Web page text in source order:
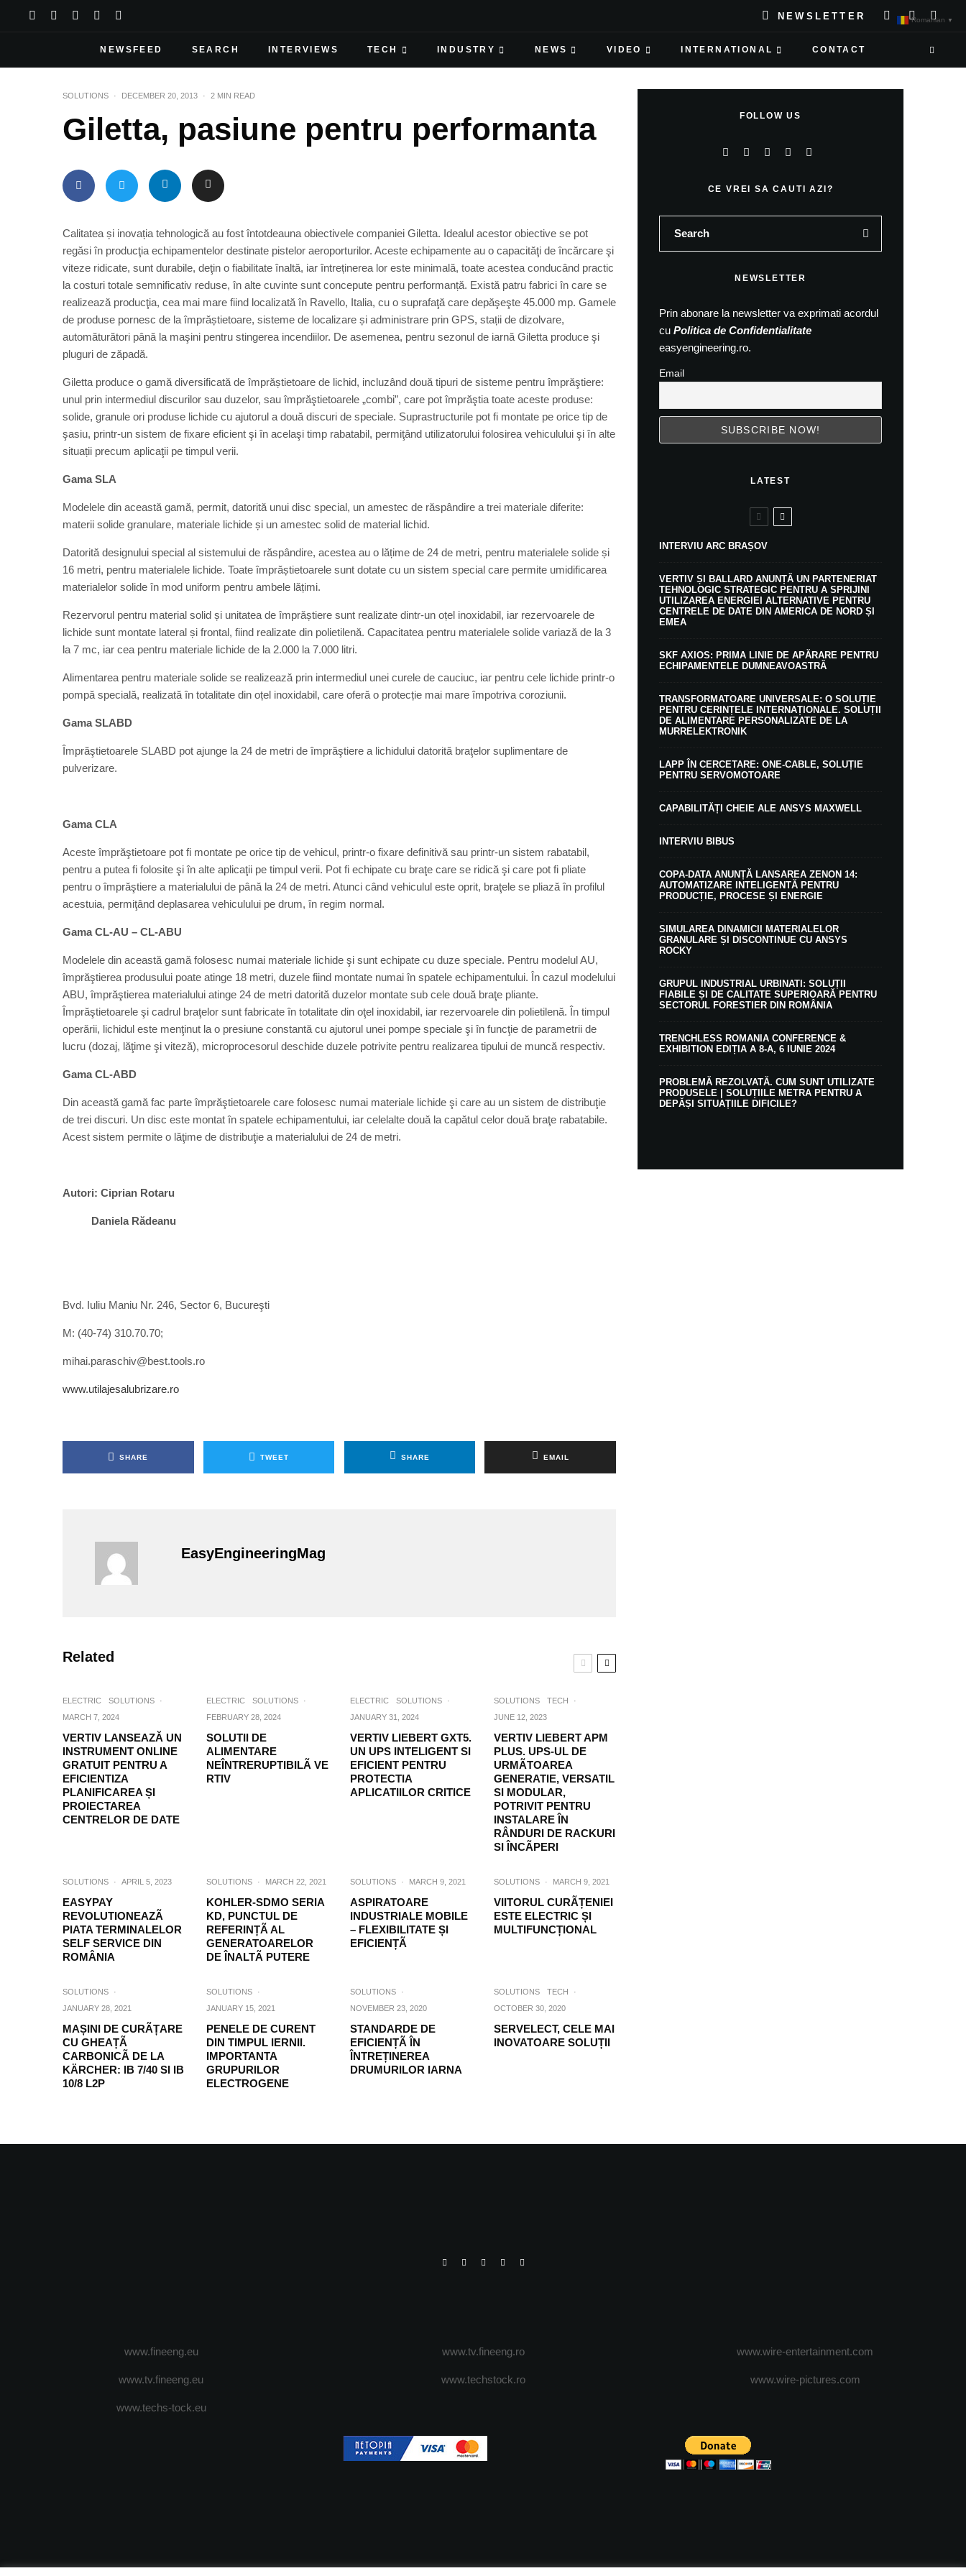
NEWSLETTER
NEWSFEED SEARCH INTERVIEWS TECH INDUSTRY NEWS VIDEO INTERNATIONAL CONTACT
SOLUTIONS · DECEMBER 20, 2013 · 2 MIN READ
Giletta, pasiune pentru performanta
Calitatea și inovația tehnologică au fost întotdeauna obiectivele companiei Giletta. Idealul acestor obiective se pot
regăsi în producţia echipamentelor destinate pistelor aeroporturilor. Aceste echipamente au o capacităţi de încărcare şi
viteze ridicate, sunt durabile, deţin o fiabilitate înaltă, iar întreținerea lor este minimală, toate acestea conducând practic
la costuri totale semnificativ reduse, în alte cuvinte sunt concepute pentru performanță. Există patru fabrici în care se
realizează producţia, cea mai mare fiind localizată în Ravello, Italia, cu o suprafaţă care depăşeşte 45.000 mp. Gamele
de produse pornesc de la împrăștietoare, sisteme de localizare și administrare prin GPS, stații de dizolvare,
automăturători până la maşini pentru stingerea incendiilor. De asemenea, pentru sezonul de iarnă Giletta produce şi
pluguri de zăpadă.
Giletta produce o gamă diversificată de împrăștietoare de lichid, incluzând două tipuri de sisteme pentru împrăştiere:
unul prin intermediul discurilor sau duzelor, sau împrăştietoarele „combi”, care pot împrăştia toate aceste produse:
solide, granule ori produse lichide cu ajutorul a două discuri de speciale. Suprastructurile pot fi montate pe orice tip de
şasiu, printr-un sistem de fixare eficient şi în acelaşi timp rabatabil, permiţând utilizatorului folosirea vehiculului şi în alte
situații precum aplicaţii pe timpul verii.
Gama SLA
Modelele din această gamă, permit, datorită unui disc special, un amestec de răspândire a trei materiale diferite:
materii solide granulare, materiale lichide și un amestec solid de material lichid.
Datorită designului special al sistemului de răspândire, acestea au o lățime de 24 de metri, pentru materialele solide și
16 metri, pentru materialele lichide. Toate împrăștietoarele sunt dotate cu un sistem special care permite umidificarea
materialelor solide în mod uniform pentru ambele lățimi.
Rezervorul pentru material solid și unitatea de împrăștiere sunt realizate dintr-un oțel inoxidabil, iar rezervoarele de
lichide sunt montate lateral și frontal, fiind realizate din polietilenă. Capacitatea pentru materialele solide variază de la 3
la 7 mc, iar cea pentru materiale lichide de la 2.000 la 7.000 litri.
Alimentarea pentru materiale solide se realizează prin intermediul unei curele de cauciuc, iar pentru cele lichide printr-o
pompă specială, realizată în totalitate din oțel inoxidabil, care oferă o protecție mai mare împotriva coroziunii.
Gama SLABD
Împrăştietoarele SLABD pot ajunge la 24 de metri de împrăştiere a lichidului datorită braţelor suplimentare de
pulverizare.
Gama CLA
Aceste împrăştietoare pot fi montate pe orice tip de vehicul, printr-o fixare definitivă sau printr-un sistem rabatabil,
pentru a putea fi folosite şi în alte aplicaţii pe timpul verii. Pot fi echipate cu braţe care se ridică şi care pot fi pliate
pentru o împrăştiere a materialului de până la 24 de metri. Atunci când vehiculul este oprit, braţele se pliază în profilul
acestuia, permiţând deplasarea vehiculului pe drum, în regim normal.
Gama CL-AU – CL-ABU
Modelele din această gamă folosesc numai materiale lichide şi sunt echipate cu duze speciale. Pentru modelul AU,
împrăştierea produsului poate atinge 18 metri, duzele fiind montate numai în spatele echipamentului. În cazul modelului
ABU, împrăştierea materialului atinge 24 de metri datorită duzelor montate sub cele două braţe pliante.
Împrăştietoarele şi cadrul braţelor sunt fabricate în totalitate din oţel inoxidabil, iar rezervoarele din polietilenă. În timpul
operării, lichidul este menţinut la o presiune constantă cu ajutorul unei pompe speciale şi în funcţie de parametrii de
lucru (dozaj, lăţime şi viteză), microprocesorul deschide duzele potrivite pentru realizarea tipului de muncă respectiv.
Gama CL-ABD
Din această gamă fac parte împrăştietoarele care folosesc numai materiale lichide şi care au un sistem de distribuţie
de trei discuri. Un disc este montat în spatele echipamentului, iar celelalte două la capătul celor două braţe rabatabile.
Acest sistem permite o lăţime de distribuţie a materialului de 24 de metri.
Autori: Ciprian Rotaru
Daniela Rădeanu
Bvd. Iuliu Maniu Nr. 246, Sector 6, Bucureşti
M: (40-74) 310.70.70;
mihai.paraschiv@best.tools.ro
www.utilajesalubrizare.ro
SHARE TWEET SHARE EMAIL
EasyEngineeringMag
Related
ELECTRIC SOLUTIONS
·
MARCH 7, 2024
VERTIV LANSEAZĂ UN
INSTRUMENT ONLINE
GRATUIT PENTRU A
EFICIENTIZA
PLANIFICAREA ȘI
PROIECTAREA
CENTRELOR DE DATE
ELECTRIC SOLUTIONS
·
FEBRUARY 28, 2024
SOLUTII DE
ALIMENTARE
NEÎNTRERUPTIBILÃ VE
RTIV
ELECTRIC SOLUTIONS
·
JANUARY 31, 2024
VERTIV LIEBERT GXT5.
UN UPS INTELIGENT SI
EFICIENT PENTRU
PROTECTIA
APLICATIILOR CRITICE
SOLUTIONS TECH
·
JUNE 12, 2023
VERTIV LIEBERT APM
PLUS. UPS-UL DE
URMÃTOAREA
GENERATIE, VERSATIL
SI MODULAR,
POTRIVIT PENTRU
INSTALARE ÎN
RÂNDURI DE RACKURI
SI ÎNCÃPERI
SOLUTIONS · APRIL 5, 2023
EASYPAY
REVOLUTIONEAZÃ
PIATA TERMINALELOR
SELF SERVICE DIN
ROMÂNIA
SOLUTIONS · MARCH 22, 2021
KOHLER-SDMO SERIA
KD, PUNCTUL DE
REFERINȚÃ AL
GENERATOARELOR
DE ÎNALTÃ PUTERE
SOLUTIONS · MARCH 9, 2021
ASPIRATOARE
INDUSTRIALE MOBILE
– FLEXIBILITATE ȘI
EFICIENȚÃ
SOLUTIONS · MARCH 9, 2021
VIITORUL CURÃȚENIEI
ESTE ELECTRIC ȘI
MULTIFUNCȚIONAL
SOLUTIONS
·
JANUARY 28, 2021
MAȘINI DE CURÃȚARE
CU GHEAȚÃ
CARBONICÃ DE LA
KÄRCHER: IB 7/40 SI IB
10/8 L2P
SOLUTIONS
·
JANUARY 15, 2021
PENELE DE CURENT
DIN TIMPUL IERNII.
IMPORTANTA
GRUPURILOR
ELECTROGENE
SOLUTIONS
·
NOVEMBER 23, 2020
STANDARDE DE
EFICIENȚÃ ÎN
ÎNTREȚINEREA
DRUMURILOR IARNA
SOLUTIONS TECH
·
OCTOBER 30, 2020
SERVELECT, CELE MAI
INOVATOARE SOLUȚII
FOLLOW US
CE VREI SA CAUTI AZI?
NEWSLETTER
Prin abonare la newsletter va exprimati acordul
cu Politica de Confidentialitate
easyengineering.ro.
Email
LATEST
INTERVIU ARC BRAȘOV
VERTIV ȘI BALLARD ANUNȚĂ UN PARTENERIAT
TEHNOLOGIC STRATEGIC PENTRU A SPRIJINI
UTILIZAREA ENERGIEI ALTERNATIVE PENTRU
CENTRELE DE DATE DIN AMERICA DE NORD ȘI
EMEA
SKF AXIOS: PRIMA LINIE DE APĂRARE PENTRU
ECHIPAMENTELE DUMNEAVOASTRĂ
TRANSFORMATOARE UNIVERSALE: O SOLUȚIE
PENTRU CERINȚELE INTERNAȚIONALE. SOLUȚII
DE ALIMENTARE PERSONALIZATE DE LA
MURRELEKTRONIK
LAPP ÎN CERCETARE: ONE-CABLE, SOLUȚIE
PENTRU SERVOMOTOARE
CAPABILITĂȚI CHEIE ALE ANSYS MAXWELL
INTERVIU BIBUS
COPA-DATA ANUNȚĂ LANSAREA ZENON 14:
AUTOMATIZARE INTELIGENTĂ PENTRU
PRODUCȚIE, PROCESE ȘI ENERGIE
SIMULAREA DINAMICII MATERIALELOR
GRANULARE ȘI DISCONTINUE CU ANSYS
ROCKY
GRUPUL INDUSTRIAL URBINATI: SOLUȚII
FIABILE ȘI DE CALITATE SUPERIOARĂ PENTRU
SECTORUL FORESTIER DIN ROMÂNIA
TRENCHLESS ROMANIA CONFERENCE &
EXHIBITION EDIȚIA A 8-A, 6 IUNIE 2024
PROBLEMĂ REZOLVATĂ. CUM SUNT UTILIZATE
PRODUSELE | SOLUȚIILE METRA PENTRU A
DEPĂȘI SITUAȚIILE DIFICILE?
www.fineeng.eu
www.tv.fineeng.eu
www.techs-tock.eu
www.tv.fineeng.ro
www.techstock.ro
www.wire-entertainment.com
www.wire-pictures.com
Romanian ▼